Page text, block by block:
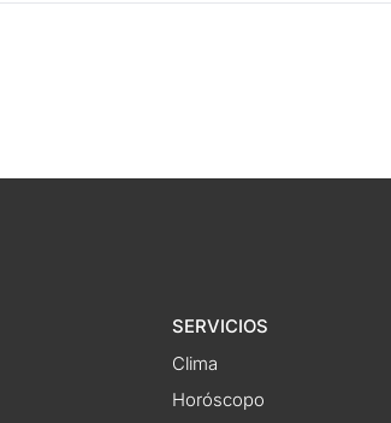
SERVICIOS
Clima
Horóscopo